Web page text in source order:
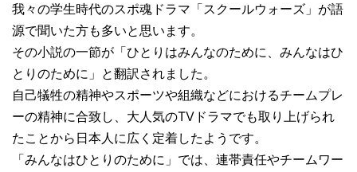
我々の学生時代のスポ魂ドラマ「スクールウォーズ」が語
源で聞いた方も多いと思います。
その小説の一節が「ひとりはみんなのために、みんなはひ
とりのために」と翻訳されました。
自己犠牲の精神やスポーツや組織などにおけるチームプレ
ーの精神に合致し、大人気のTVドラマでも取り上げられ
たことから日本人に広く定着したようです。
「みんなはひとりのために」では、連帯責任やチームワー